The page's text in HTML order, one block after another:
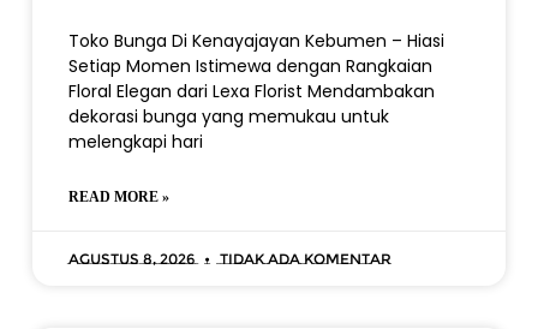
Toko Bunga Di Kenayajayan Kebumen – Hiasi
Setiap Momen Istimewa dengan Rangkaian
Floral Elegan dari Lexa Florist Mendambakan
dekorasi bunga yang memukau untuk
melengkapi hari
READ MORE »
Agustus 8, 2026 Tidak ada komentar